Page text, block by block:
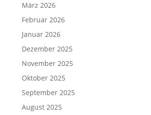
März 2026
Februar 2026
Januar 2026
Dezember 2025
November 2025
Oktober 2025
September 2025
August 2025